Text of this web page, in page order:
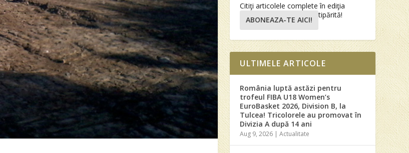
Citiţi articolele complete în ediţia
tipărită!
ABONEAZA-TE AICI!
ULTIMELE ARTICOLE
România luptă astăzi pentru
trofeul FIBA U18 Women’s
EuroBasket 2026, Division B, la
Tulcea! Tricolorele au promovat în
Divizia A după 14 ani
Aug 9, 2026 |Actualitate